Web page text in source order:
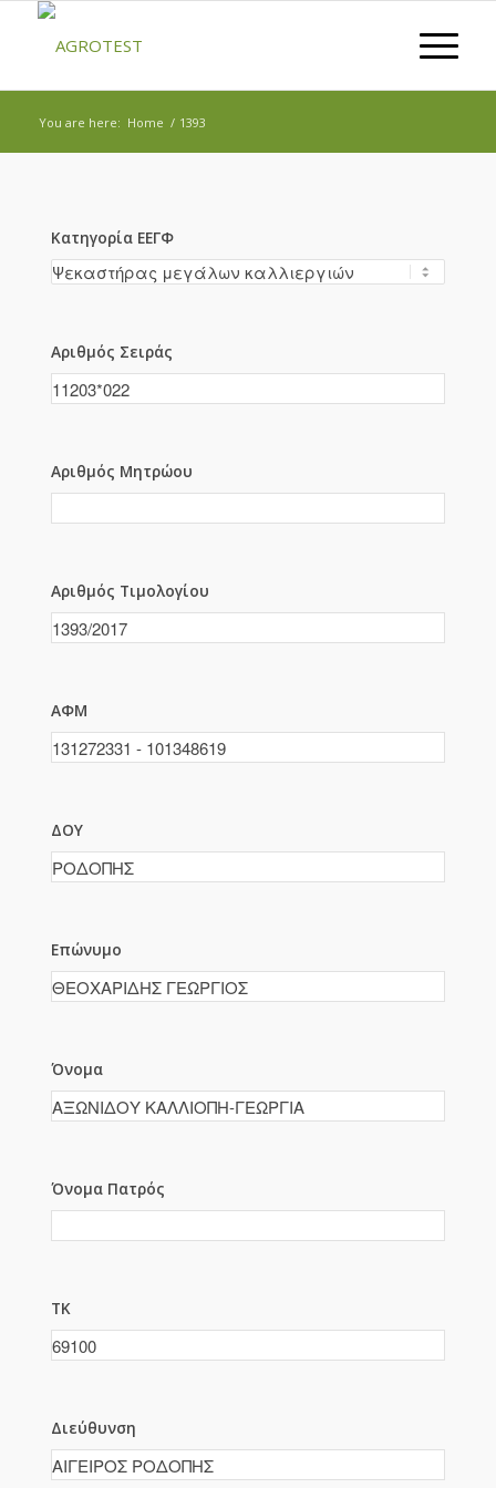
You are here: Home / 1393
Κατηγορία ΕΕΓΦ
Αριθμός Σειράς
Αριθμός Μητρώου
Αριθμός Τιμολογίου
ΑΦΜ
ΔΟΥ
Επώνυμο
Όνομα
Όνομα Πατρός
ΤΚ
Διεύθυνση